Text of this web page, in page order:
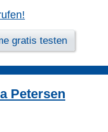
gratis testen
Petersen